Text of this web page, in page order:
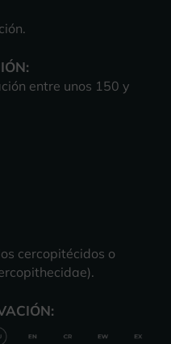
entre unos 150 y
cercopitécidos o